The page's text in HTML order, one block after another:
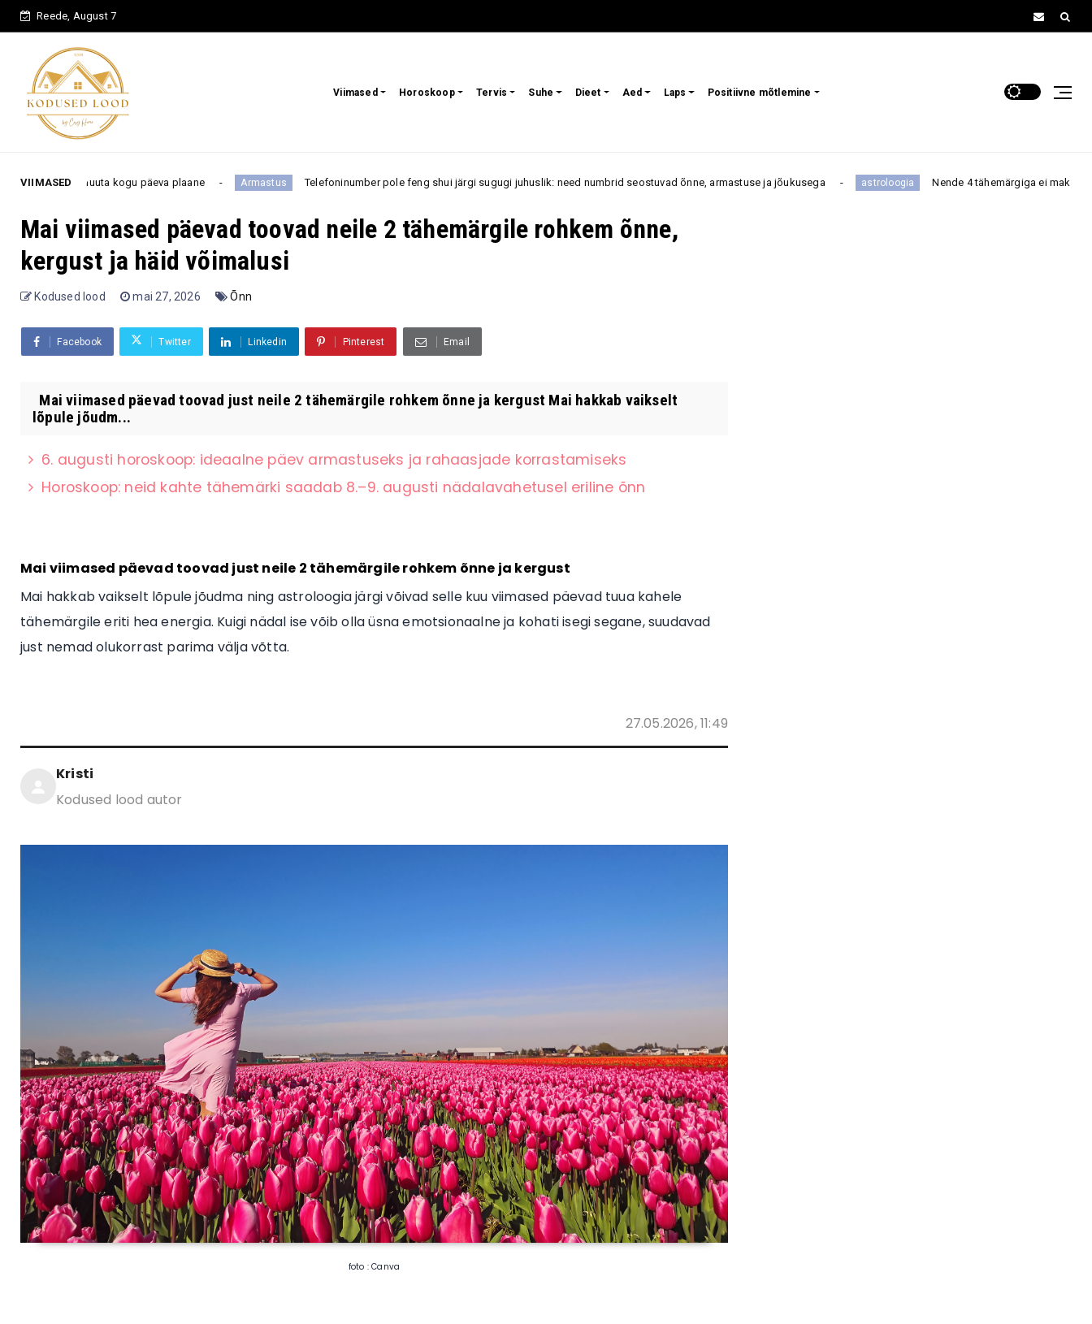
Reede, August 7
Viimased Horoskoop Tervis Suhe Dieet Aed Laps Positiivne mõtlemine
VIIMASED
kogu päeva plaane Armastus Telefoninumber pole feng shui järgi sugugi juhuslik: need numbrid seostuvad õnne, armastuse ja jõukusega astroloogia Nende 4 tähemärgiga ei maksa niisama tüli norida,
Mai viimased päevad toovad neile 2 tähemärgile rohkem õnne,
kergust ja häid võimalusi
Kodused lood mai 27, 2026 Õnn
Facebook Twitter Linkedin Pinterest Email
Mai viimased päevad toovad just neile 2 tähemärgile rohkem õnne ja kergust Mai hakkab vaikselt
lõpule jõudm...
6. augusti horoskoop: ideaalne päev armastuseks ja rahaasjade korrastamiseks
Horoskoop: neid kahte tähemärki saadab 8.–9. augusti nädalavahetusel eriline õnn
Mai viimased päevad toovad just neile 2 tähemärgile rohkem õnne ja kergust
Mai hakkab vaikselt lõpule jõudma ning astroloogia järgi võivad selle kuu viimased päevad tuua kahele
tähemärgile eriti hea energia. Kuigi nädal ise võib olla üsna emotsionaalne ja kohati isegi segane, suudavad
just nemad olukorrast parima välja võtta.
27.05.2026, 11:49
Kristi
Kodused lood autor
foto : Canva